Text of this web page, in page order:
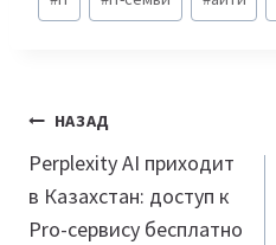
записи:
Навигация
по
записям
НАЗАД
Perplexity AI приходит
в Казахстан: доступ к
Pro-сервису бесплатно